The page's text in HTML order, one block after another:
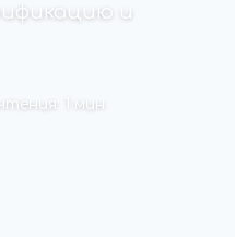
и
1 мин